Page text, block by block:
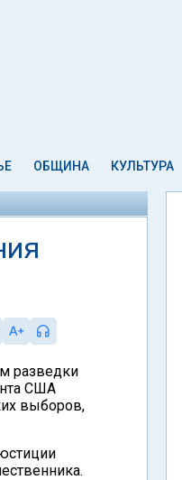
ОБЩИНА КУЛЬТУРА
разведки
США
выборов,